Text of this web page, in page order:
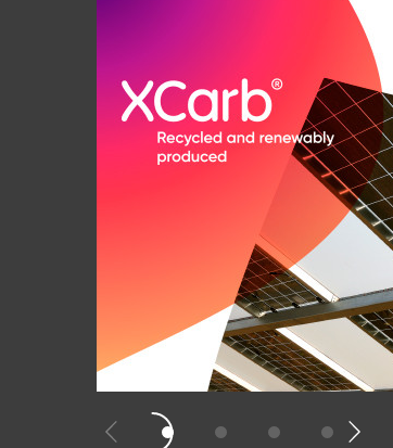
Der Geschäftsbereich ArcelorMittal Europe
paneuropäischer Hersteller, der Rohre in
Unternehmen ist in den Bereichen Energie,
Automobil tätig und fertigt und vertreibt
Rohrprodukten.
Broschüre TitanThermic®